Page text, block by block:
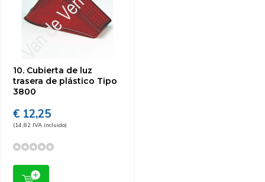
10. Cubierta de luz
trasera de plástico Tipo
3800
€ 12,25
(14,82 IVA incluido)